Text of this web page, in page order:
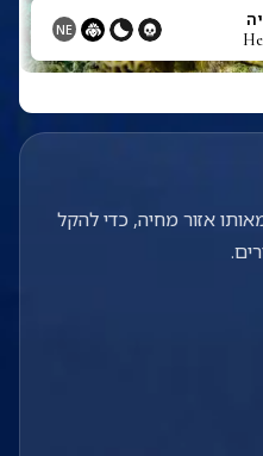
NE
אזור מחיה, כדי להקל